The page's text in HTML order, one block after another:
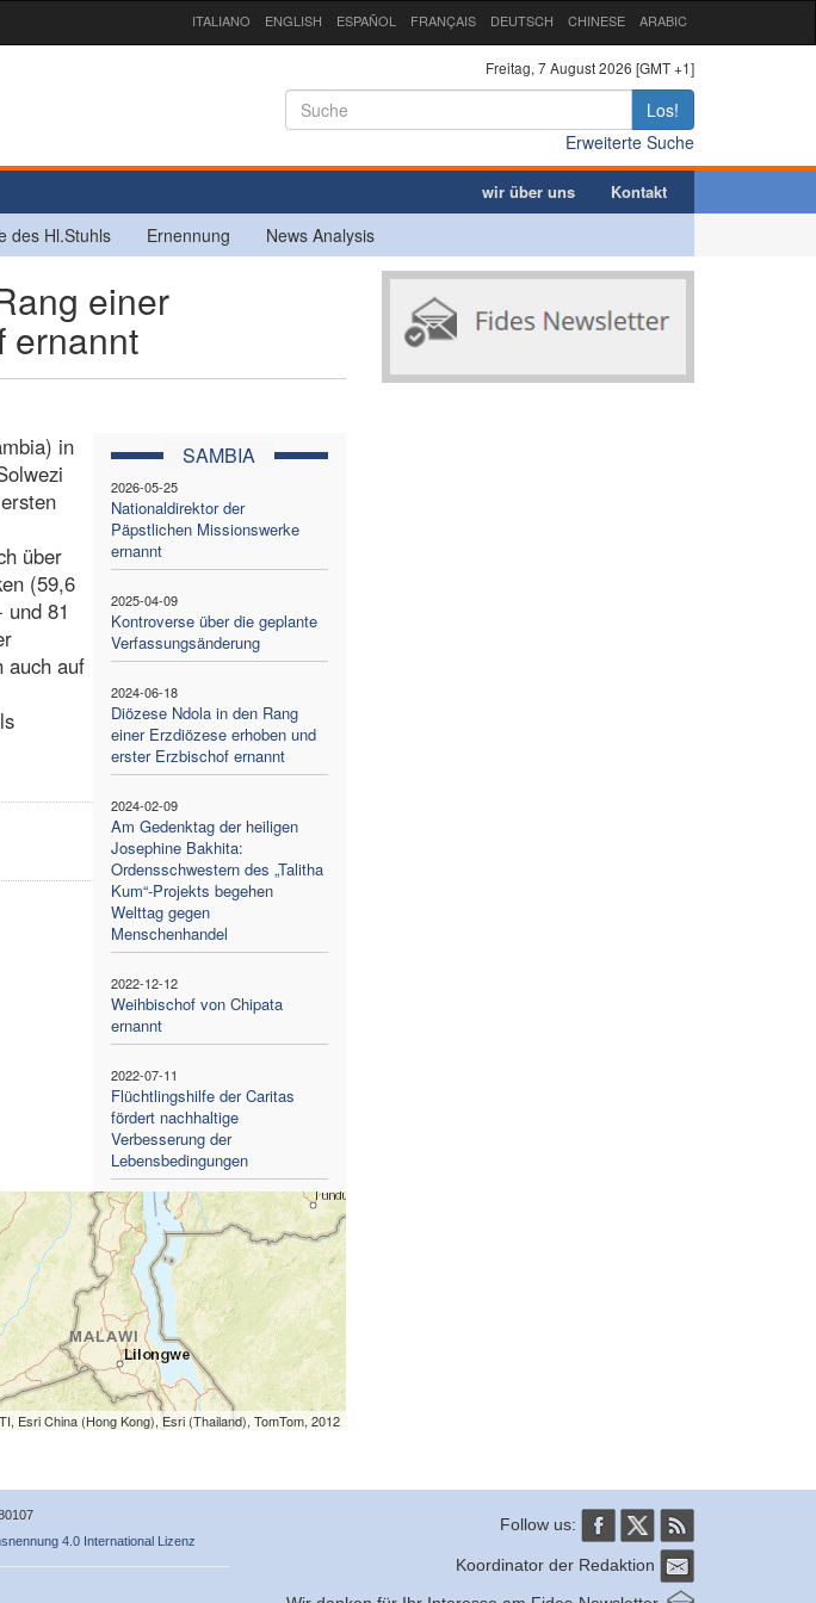
ITALIANO ENGLISH ESPAÑOL FRANÇAIS DEUTSCH CHINESE ARABIC
Freitag, 7 August 2026 [GMT +1]
Los!
Erweiterte Suche
wir über uns Kontakt
des Hl.Stuhls Ernennung News Analysis
einer
ernannt
SAMBIA
2026-05-25
Nationaldirektor der
Päpstlichen Missionswerke
ernannt
2025-04-09
Kontroverse über die geplante
Verfassungsänderung
2024-06-18
Diözese Ndola in den Rang
einer Erzdiözese erhoben und
erster Erzbischof ernannt
2024-02-09
Am Gedenktag der heiligen
Josephine Bakhita:
Ordensschwestern des „Talitha
Kum“-Projekts begehen
Welttag gegen
Menschenhandel
2022-12-12
Weihbischof von Chipata
ernannt
2022-07-11
Flüchtlingshilfe der Caritas
fördert nachhaltige
Verbesserung der
Lebensbedingungen
in
über
(59,6
81
auch auf
Esri China (Hong Kong), Esri (Thailand), TomTom, 2012
4.0 International Lizenz
Follow us:
Koordinator der Redaktion